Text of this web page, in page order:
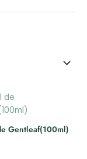
Gentleaf(100ml)